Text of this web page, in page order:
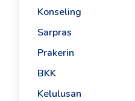
Konseling
Sarpras
Prakerin
BKK
Kelulusan